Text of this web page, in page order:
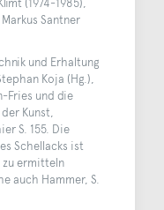
Santner
und Erhaltung
Koja (Hg.),
Fries und die
Kunst,
S. 155. Die
Schellacks ist
ermitteln
auch Hammer, S.